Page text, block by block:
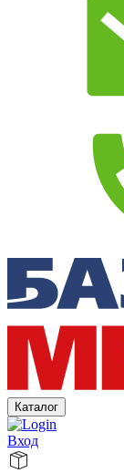
Каталог
Вход